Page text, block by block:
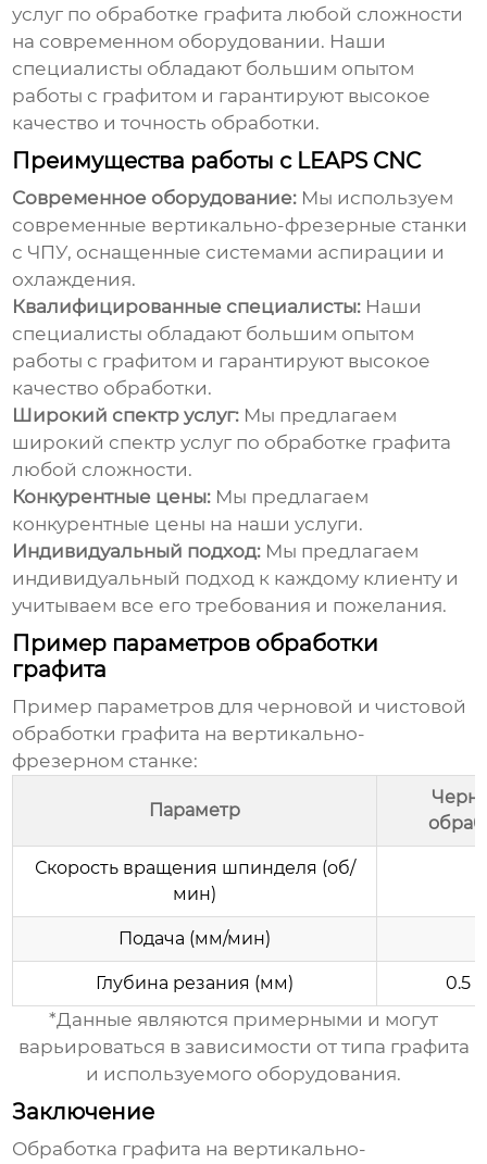
услуг по обработке графита любой сложности
на современном оборудовании. Наши
специалисты обладают большим опытом
работы с графитом и гарантируют высокое
качество и точность обработки.
Преимущества работы с LEAPS CNC
Современное оборудование: Мы используем
современные вертикально-фрезерные станки
с ЧПУ, оснащенные системами аспирации и
охлаждения.
Квалифицированные специалисты: Наши
специалисты обладают большим опытом
работы с графитом и гарантируют высокое
качество обработки.
Широкий спектр услуг: Мы предлагаем
широкий спектр услуг по обработке графита
любой сложности.
Конкурентные цены: Мы предлагаем
конкурентные цены на наши услуги.
Индивидуальный подход: Мы предлагаем
индивидуальный подход к каждому клиенту и
учитываем все его требования и пожелания.
Пример параметров обработки
графита
Пример параметров для черновой и чистовой
обработки графита на вертикально-
фрезерном станке:
Параметр
Скорость вращения шпинделя (об/
мин)
Подача (мм/мин)
Глубина резания (мм) 0.5 -
*Данные являются примерными и могут
варьироваться в зависимости от типа графита
и используемого оборудования.
Заключение
Обработка графита на вертикально-